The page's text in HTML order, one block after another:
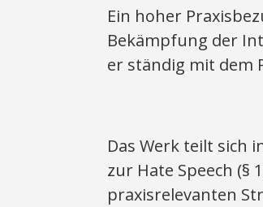
Ein hoher
Bekämpfung der
er ständig mit dem
Das Werk teilt sich
zur Hate Speech
praxisrelevanten